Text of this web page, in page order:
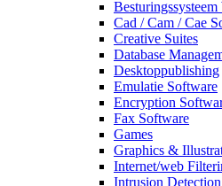
Cad / Cam / Cae
Creative Suites
Database
Desktoppublishing
Emulatie Software
Encryption
Fax Software
Games
Graphics &
Internet/web
Intrusion Detection